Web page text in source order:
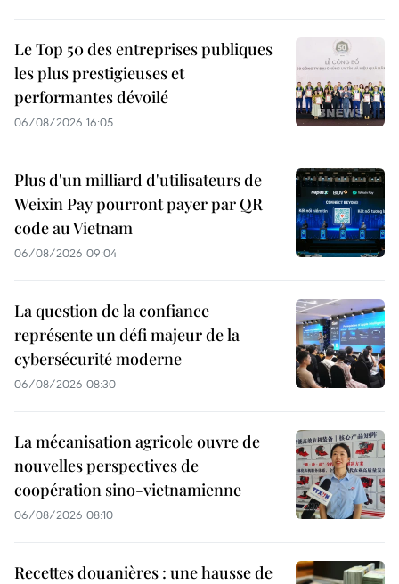
Le Top 50 des entreprises publiques
les plus prestigieuses et
performantes dévoilé
06/08/2026 16:05
Plus d'un milliard d'utilisateurs de
Weixin Pay pourront payer par QR
code au Vietnam
06/08/2026 09:04
La question de la confiance
représente un défi majeur de la
cybersécurité moderne
06/08/2026 08:30
La mécanisation agricole ouvre de
nouvelles perspectives de
coopération sino-vietnamienne
06/08/2026 08:10
Recettes douanières : une hausse de